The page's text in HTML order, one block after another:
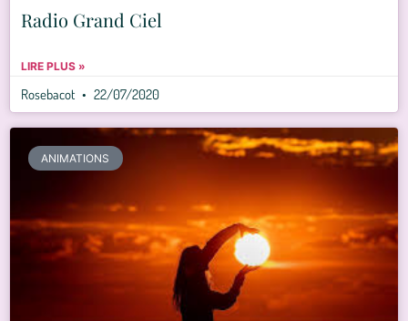
Radio Grand Ciel
LIRE PLUS »
Rosebacot 22/07/2020
ANIMATIONS